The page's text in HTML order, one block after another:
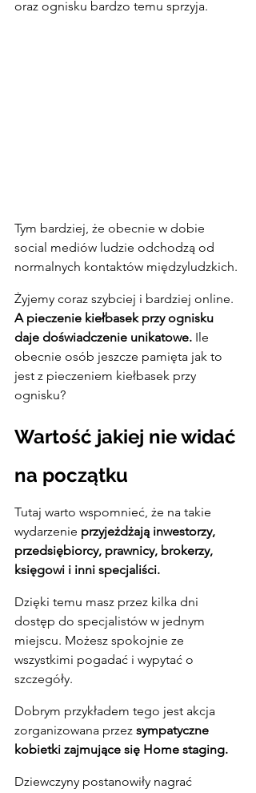
oraz ognisku bardzo temu sprzyja.
Tym bardziej, że obecnie w dobie
social mediów ludzie odchodzą od
normalnych kontaktów międzyludzkich.
Żyjemy coraz szybciej i bardziej online.
A pieczenie kiełbasek przy ognisku
daje doświadczenie unikatowe. Ile
obecnie osób jeszcze pamięta jak to
jest z pieczeniem kiełbasek przy
ognisku?
Wartość jakiej nie widać
na początku
Tutaj warto wspomnieć, że na takie
wydarzenie przyjeżdżają inwestorzy,
przedsiębiorcy, prawnicy, brokerzy,
księgowi i inni specjaliści.
Dzięki temu masz przez kilka dni
dostęp do specjalistów w jednym
miejscu. Możesz spokojnie ze
wszystkimi pogadać i wypytać o
szczegóły.
Dobrym przykładem tego jest akcja
zorganizowana przez sympatyczne
kobietki zajmujące się Home staging.
Dziewczyny postanowiły nagrać